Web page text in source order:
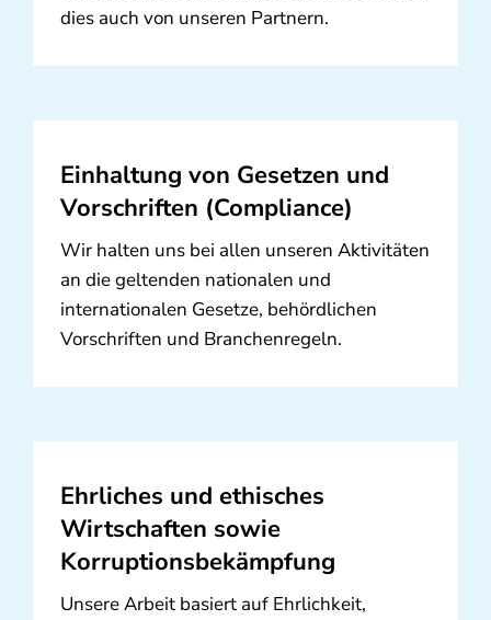
dies auch von unseren Partnern.
Einhaltung von Gesetzen und
Vorschriften (Compliance)
Wir halten uns bei allen unseren Aktivitäten
an die geltenden nationalen und
internationalen Gesetze, behördlichen
Vorschriften und Branchenregeln.
Ehrliches und ethisches
Wirtschaften sowie
Korruptionsbekämpfung
Unsere Arbeit basiert auf Ehrlichkeit,